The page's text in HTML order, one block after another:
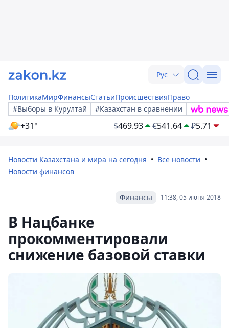
Рус
ПолитикаМирФинансыСтатьиПроисшествияПраво
#Выборы в Курултай
#Казахстан в сравнении
+31° $469.93 €541.64 ₽5.71
Новости Казахстана и мира на сегодня
Все новости
Новости финансов
11:38, 05 июня 2018
Финансы
В Нацбанке
прокомментировали
снижение базовой ставки